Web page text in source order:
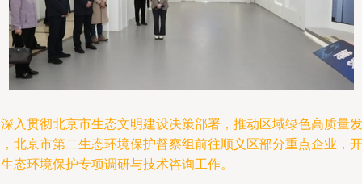
入贯彻北京市生态文明建设决策部署，推动区域绿色高质量发
北京市第二生态环境保护督察组前往顺义区部分重点企业，开
态环境保护专项调研与技术咨询工作。